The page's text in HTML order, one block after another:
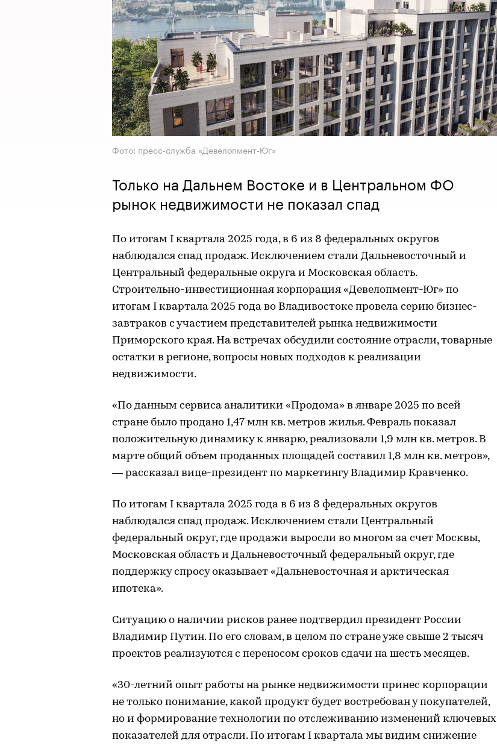
Фото: пресс-служба «Девелопмент-Юг»
Только на Дальнем Востоке и в Центральном ФО
рынок недвижимости не показал спад
По итогам I квартала 2025 года, в 6 из 8 федеральных округов
наблюдался спад продаж. Исключением стали Дальневосточный и
Центральный федеральные округа и Московская область.
Строительно-инвестиционная корпорация «Девелопмент-Юг» по
итогам I квартала 2025 года во Владивостоке провела серию бизнес-
завтраков с участием представителей рынка недвижимости
Приморского края. На встречах обсудили состояние отрасли, товарные
остатки в регионе, вопросы новых подходов к реализации
недвижимости.
«По данным сервиса аналитики «Продома» в январе 2025 по всей
стране было продано 1,47 млн кв. метров жилья. Февраль показал
положительную динамику к январю, реализовали 1,9 млн кв. метров. В
марте общий объем проданных площадей составил 1,8 млн кв. метров»,
— рассказал вице-президент по маркетингу Владимир Кравченко.
По итогам I квартала 2025 года в 6 из 8 федеральных округов
наблюдался спад продаж. Исключением стали Центральный
федеральный округ, где продажи выросли во многом за счет Москвы,
Московская область и Дальневосточный федеральный округ, где
поддержку спросу оказывает «Дальневосточная и арктическая
ипотека».
Ситуацию о наличии рисков ранее подтвердил президент России
Владимир Путин. По его словам, в целом по стране уже свыше 2 тысяч
проектов реализуются с переносом сроков сдачи на шесть месяцев.
«30-летний опыт работы на рынке недвижимости принес корпорации
не только понимание, какой продукт будет востребован у покупателей,
но и формирование технологии по отслеживанию изменений ключевых
показателей для отрасли. По итогам I квартала мы видим снижение